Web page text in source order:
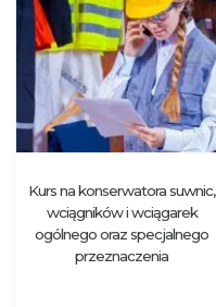
Kurs na konserwatora suwnic,
wciągników i wciągarek
ogólnego oraz specjalnego
przeznaczenia